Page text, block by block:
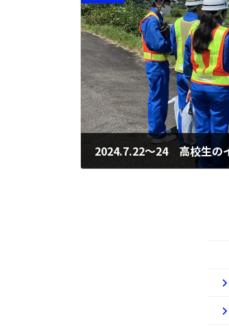
2024.7.22～24 高校生の